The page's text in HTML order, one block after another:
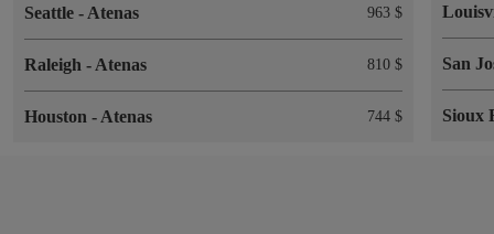
Seattle - Atenas 963 $
Raleigh - Atenas 810 $
Houston - Atenas 744 $
San
Sioux